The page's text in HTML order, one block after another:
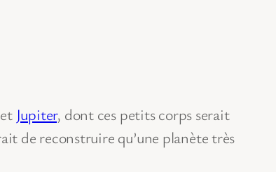
Jupiter, dont ces petits corps serait
de reconstruire qu’une planète très